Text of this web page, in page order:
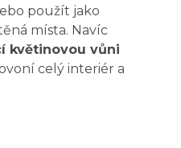
použít jako
místa. Navíc
květinovou vůni
celý interiér a